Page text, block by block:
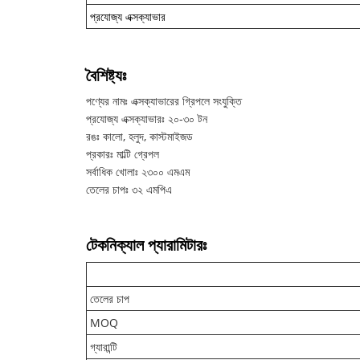
প্রযোজ্য এক্সক্যাভার
বৈশিষ্ট্যঃ
পণ্যের নামঃ এক্সক্যাভারের গ্রিপলে সংযুক্তি
প্রযোজ্য এক্সক্যাভারঃ ২০-৩০ টন
রঙঃ কালো, হলুদ, কাস্টমাইজড
প্রকারঃ মাল্টি গ্রেপল
সর্বাধিক খোলাঃ ২৩০০ এমএম
তেলের চাপঃ ৩২ এমপিএ
টেকনিক্যাল প্যারামিটারঃ
তেলের চাপ
MOQ
গ্যারান্টি